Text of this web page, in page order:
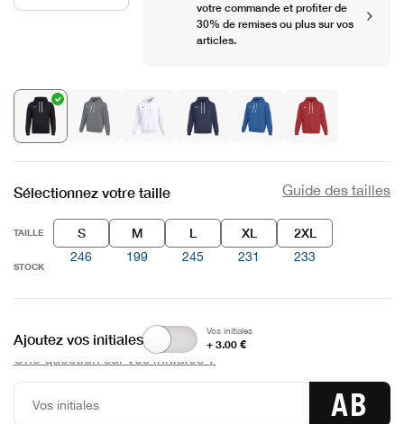
votre commande et profiter de
30% de remises ou plus sur vos
articles.
Sélectionnez votre taille Guide des tailles
TAILLE
STOCK
S
246
M
199
L
245
XL
231
2XL
233
Ajoutez vos initiales Vos initiales
+ 3.00 €
Une question sur vos initiales ?
AB